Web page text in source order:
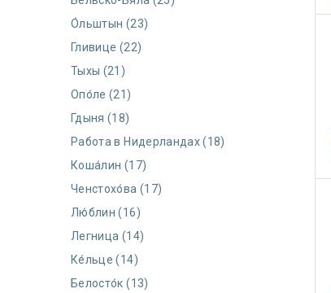
О́льштын (23)
Гливице (22)
Тыхы (21)
Опо́ле (21)
Гдыня (18)
Работа в Нидерландах (18)
Коша́лин (17)
Ченстохо́ва (17)
Лю́блин (16)
Легница (14)
Ке́льце (14)
Белосто́к (13)